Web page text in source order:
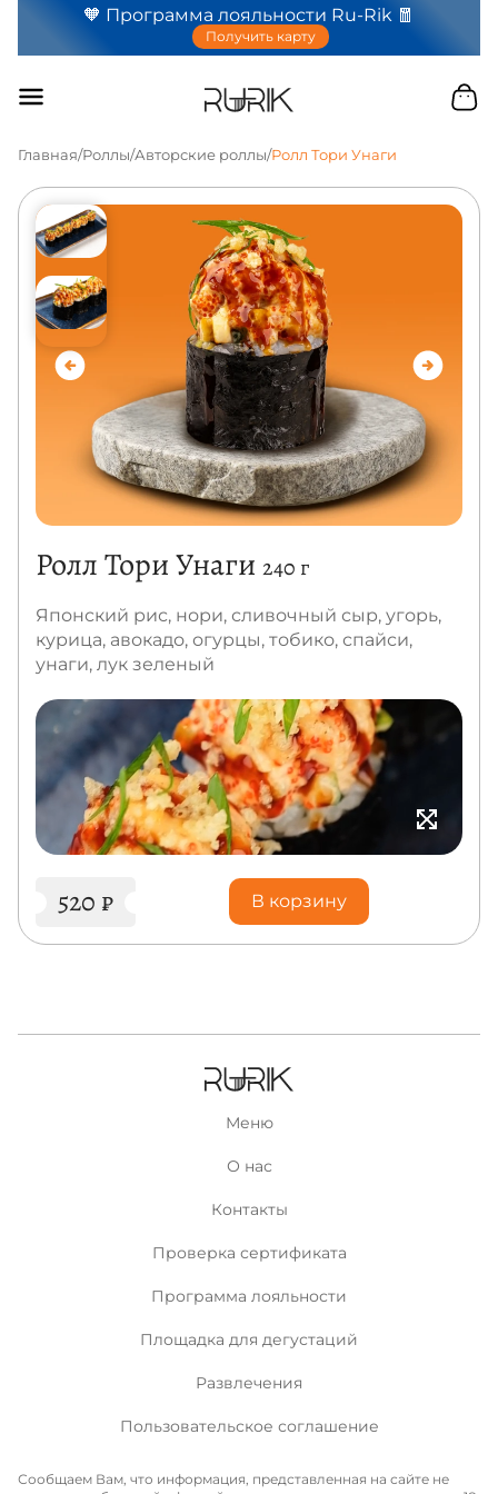
🧡 Программа лояльности Ru-Rik 🧧
Получить карту
Главная/Роллы/Авторские роллы/Ролл Тори Унаги
Ролл Тори Унаги 240 г
Японский рис, нори, сливочный сыр, угорь,
курица, авокадо, огурцы, тобико, спайси,
унаги, лук зеленый
520 ₽ В корзину
Меню
О нас
Контакты
Проверка сертификата
Программа лояльности
Площадка для дегустаций
Развлечения
Пользовательское соглашение
Сообщаем Вам, что информация, представленная на сайте не